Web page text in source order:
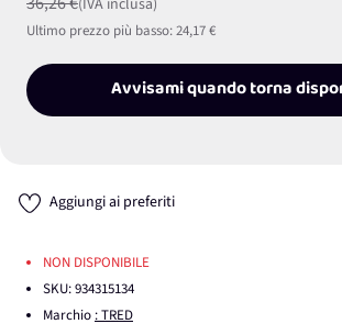
(IVA inclusa)
Ultimo prezzo più basso:24,17 €
Avvisami quando torna
Aggiungi ai preferiti
NON DISPONIBILE
SKU:934315134
Marchio : TRED